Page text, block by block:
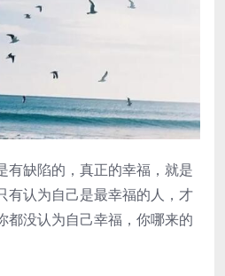
有缺陷的，真正的幸福，就是
有认为自己是最幸福的人，才
都没认为自己幸福，你哪来的